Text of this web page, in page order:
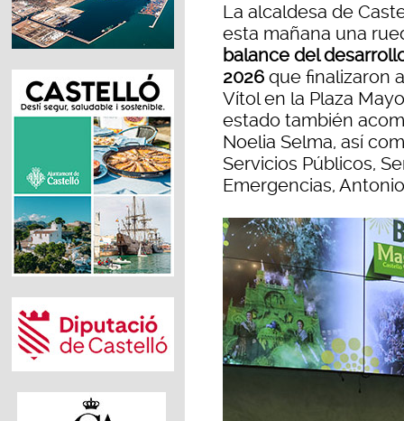
La alcaldesa de
esta mañana una
balance del
2026 que finalizaron
Vítol en la Plaza
estado también
Noelia Selma, así
Servicios Públicos,
Emergencias,